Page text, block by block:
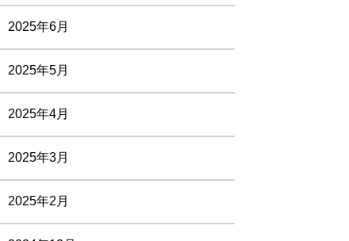
2025年6月
2025年5月
2025年4月
2025年3月
2025年2月